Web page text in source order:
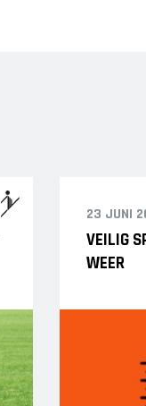
23 JUNI
VEILIG
WEER